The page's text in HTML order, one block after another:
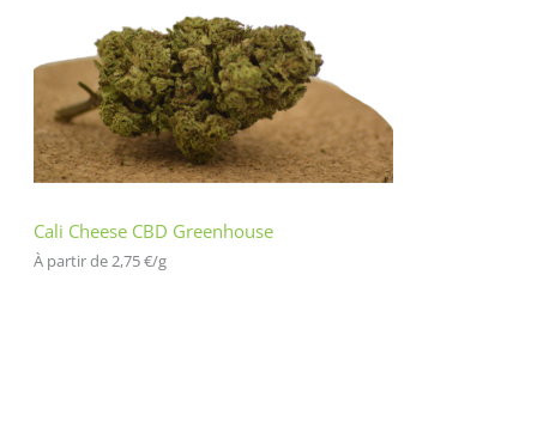
Cali Cheese CBD Greenhouse
À partir de 2,75€/g